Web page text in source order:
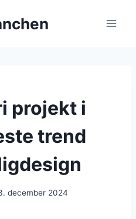
projekt i
trend
december 2024